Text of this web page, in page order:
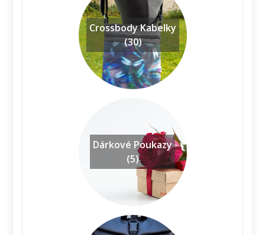
Crossbody Kabelky
(30)
Dárkové Poukazy
(5)